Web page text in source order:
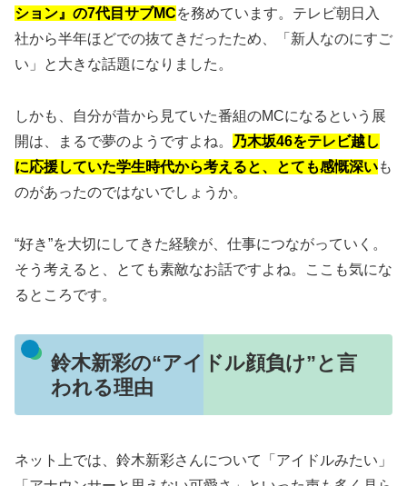
ション』の7代目サブMCを務めています。テレビ朝日入
社から半年ほどでの抜てきだったため、「新人なのにすご
い」と大きな話題になりました。
しかも、自分が昔から見ていた番組のMCになるという展
開は、まるで夢のようですよね。
乃木坂46をテレビ越し
に応援していた学生時代から考えると、とても感慨深いも
のがあったのではないでしょうか。
“好き”を大切にしてきた経験が、仕事につながっていく。
そう考えると、とても素敵なお話ですよね。ここも気にな
るところです。
鈴木新彩の“アイドル顔負け”と言
われる理由
ネット上では、鈴木新彩さんについて「アイドルみたい」